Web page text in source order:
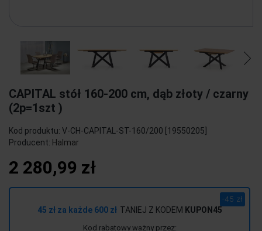
CAPITAL stół 160-200 cm, dąb złoty / czarny
(2p=1szt )
Kod produktu: V-CH-CAPITAL-ST-160/200 [19550205]
Producent: Halmar
2 280,99 zł
45 zł za każde 600 zł TANIEJ Z KODEM KUPON45
Kod rabatowy ważny przez:
-45 zł